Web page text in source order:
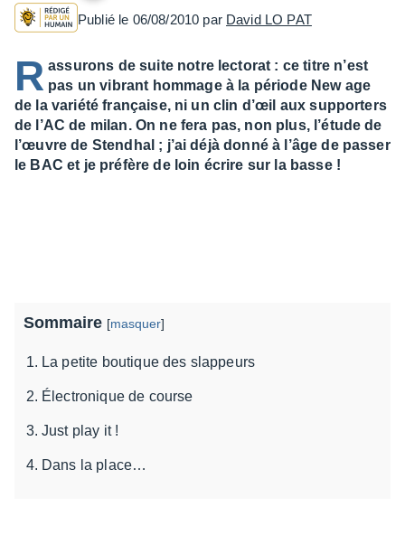
Publié le 06/08/2010 par David LO PAT
R assurons de suite notre lectorat : ce titre n’est
pas un vibrant hommage à la période New age
de la variété française, ni un clin d’œil aux supporters
de l’AC de milan. On ne fera pas, non plus, l’étude de
l’œuvre de Stendhal ; j’ai déjà donné à l’âge de passer
le BAC et je préfère de loin écrire sur la basse !
Sommaire [masquer]
La petite boutique des slappeurs
Électronique de course
Just play it !
Dans la place…